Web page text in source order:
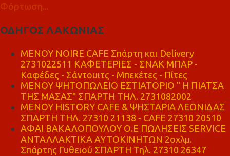
Φόρτωση...
ΟΔΗΓΟΣ ΛΑΚΩΝΙΑΣ
MENOY NOIRE CAFE Σπάρτη και Delivery
2731022511 ΚΑΦΕΤΕΡΙΕΣ - ΣΝΑΚ ΜΠΑΡ -
Καφέδες - Σάντουιτς - Μπεκέτες - Πίτες
ΜΕΝΟΥ ΨΗΤΟΠΩΛΕΙΟ ΕΣΤΙΑΤΟΡΙΟ " Η ΠΙΑΤΣΑ
ΤΗΣ ΜΑΣΑΣ" ΣΠΑΡΤΗ ΤΗΛ. 2731082002
ΜΕΝΟΥ HISTORY CAFE & ΨΗΣΤΑΡΙΑ ΛΕΩΝΙΔΑΣ
ΣΠΑΡΤΗ ΤΗΛ. 27310 21138 - CAFE 27310 20510
ΑΦΑΙ ΒΑΚΑΛΟΠΟΥΛΟΥ Ο.Ε ΠΩΛΗΣΕΙΣ SERVICE
ΑΝΤΑΛΛΑΚΤΙΚΑ ΑΥΤΟΚΙΝΗΤΩΝ 2οχλμ.
Σπάρτης Γυθειού ΣΠΑΡΤΗ Τηλ. 27310 26347